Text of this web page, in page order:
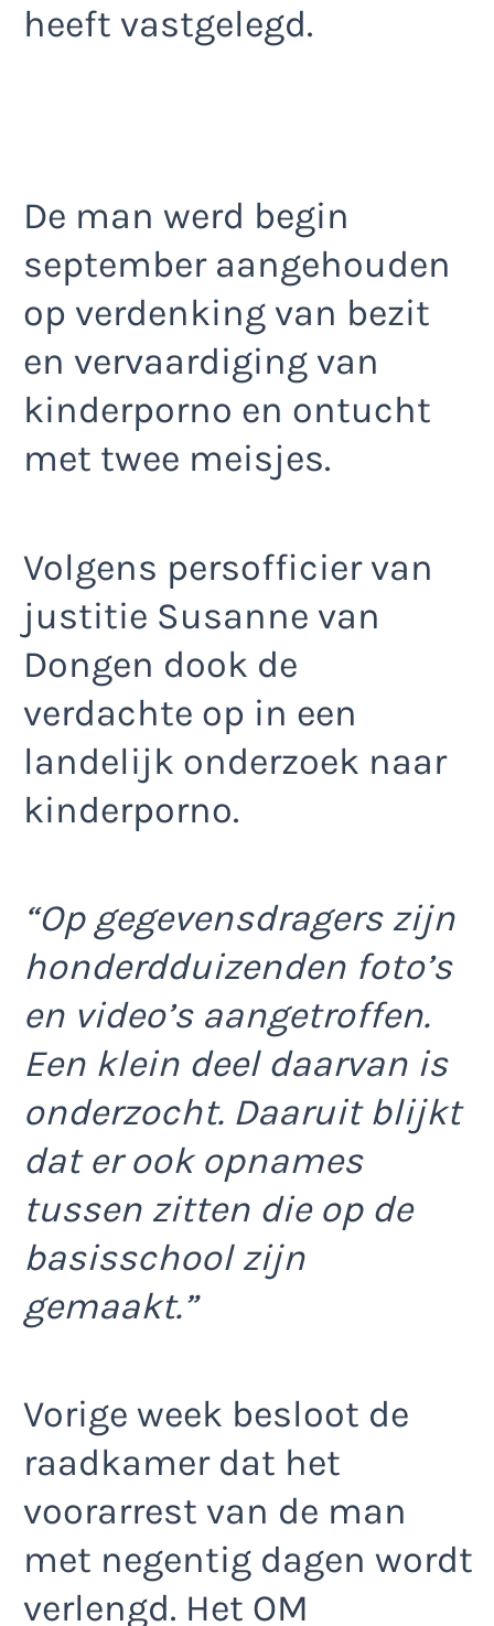
heeft vastgelegd.
De man werd begin
september aangehouden
op verdenking van bezit
en vervaardiging van
kinderporno en ontucht
met twee meisjes.
Volgens persofficier van
justitie Susanne van
Dongen dook de
verdachte op in een
landelijk onderzoek naar
kinderporno.
“Op gegevensdragers zijn
honderdduizenden foto’s
en video’s aangetroffen.
Een klein deel daarvan is
onderzocht. Daaruit blijkt
dat er ook opnames
tussen zitten die op de
basisschool zijn
gemaakt.”
Vorige week besloot de
raadkamer dat het
voorarrest van de man
met negentig dagen wordt
verlengd. Het OM